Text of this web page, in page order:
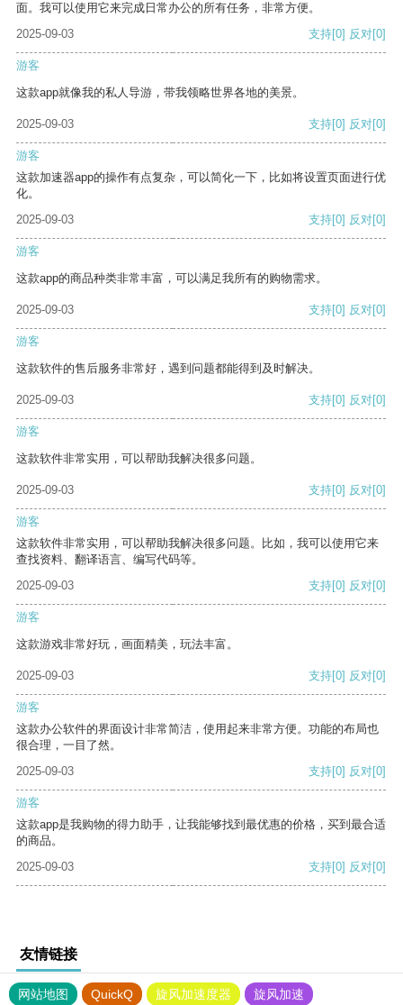
面。我可以使用它来完成日常办公的所有任务，非常方便。
2025-09-03
支持[0] 反对[0]
游客
这款app就像我的私人导游，带我领略世界各地的美景。
2025-09-03 支持[0] 反对[0]
游客
这款加速器app的操作有点复杂，可以简化一下，比如将设置页面进行优
化。
2025-09-03
支持[0] 反对[0]
游客
这款app的商品种类非常丰富，可以满足我所有的购物需求。
2025-09-03 支持[0] 反对[0]
游客
这款软件的售后服务非常好，遇到问题都能得到及时解决。
2025-09-03 支持[0] 反对[0]
游客
这款软件非常实用，可以帮助我解决很多问题。
2025-09-03 支持[0] 反对[0]
游客
这款软件非常实用，可以帮助我解决很多问题。比如，我可以使用它来
查找资料、翻译语言、编写代码等。
2025-09-03
支持[0] 反对[0]
游客
这款游戏非常好玩，画面精美，玩法丰富。
2025-09-03 支持[0] 反对[0]
游客
这款办公软件的界面设计非常简洁，使用起来非常方便。功能的布局也
很合理，一目了然。
2025-09-03
支持[0] 反对[0]
游客
这款app是我购物的得力助手，让我能够找到最优惠的价格，买到最合适
的商品。
2025-09-03
支持[0] 反对[0]
友情链接
网站地图 QuickQ 旋风加速度器 旋风加速